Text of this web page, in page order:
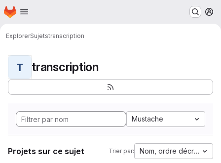
Passer au contenu principal
Page d'accueil
ExplorerSujetstranscription
T transcription
Mustache
Projets sur ce sujet Trier par: Nom, ordre décroissant